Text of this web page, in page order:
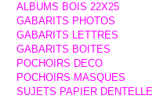
ALBUMS BOIS 22X25
GABARITS PHOTOS
GABARITS LETTRES
GABARITS BOITES
POCHOIRS DECO
POCHOIRS MASQUES
SUJETS PAPIER DENTELLE